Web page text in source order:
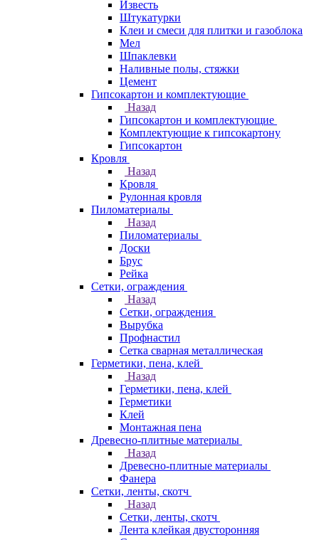
Известь
Штукатурки
Клеи и смеси для плитки и газоблока
Мел
Шпаклевки
Наливные полы, стяжки
Цемент
Гипсокартон и комплектующие
Назад
Гипсокартон и комплектующие
Комплектующие к гипсокартону
Гипсокартон
Кровля
Назад
Кровля
Рулонная кровля
Пиломатериалы
Назад
Пиломатериалы
Доски
Брус
Рейка
Сетки, ограждения
Назад
Сетки, ограждения
Вырубка
Профнастил
Сетка сварная металлическая
Герметики, пена, клей
Назад
Герметики, пена, клей
Герметики
Клей
Монтажная пена
Древесно-плитные материалы
Назад
Древесно-плитные материалы
Фанера
Сетки, ленты, скотч
Назад
Сетки, ленты, скотч
Лента клейкая двусторонняя